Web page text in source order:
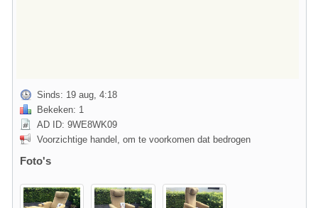
Sinds: 19 aug, 4:18
Bekeken: 1
AD ID: 9WE8WK09
Voorzichtige handel, om te voorkomen dat bedrogen
Foto's